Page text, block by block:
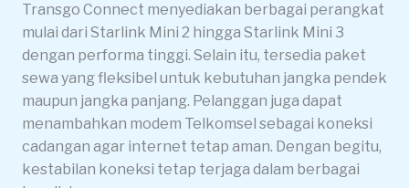
Transgo Connect menyediakan berbagai perangkat
mulai dari Starlink Mini 2 hingga Starlink Mini 3
dengan performa tinggi. Selain itu, tersedia paket
sewa yang fleksibel untuk kebutuhan jangka pendek
maupun jangka panjang. Pelanggan juga dapat
menambahkan modem Telkomsel sebagai koneksi
cadangan agar internet tetap aman. Dengan begitu,
kestabilan koneksi tetap terjaga dalam berbagai